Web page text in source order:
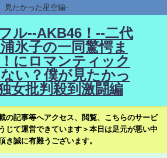
見たかった星空編-
ル--AKB46！--二代
氷子の一同驚愕ま
にロマンティック
い？僕が見たかっ
女批判殺到激闘編
の記事等へアクセス、閲覧、こちらのサービ
じて運営できています＞本日は足元が悪い中
き誠に有難うございます。